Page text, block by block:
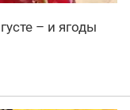
– и ягоды